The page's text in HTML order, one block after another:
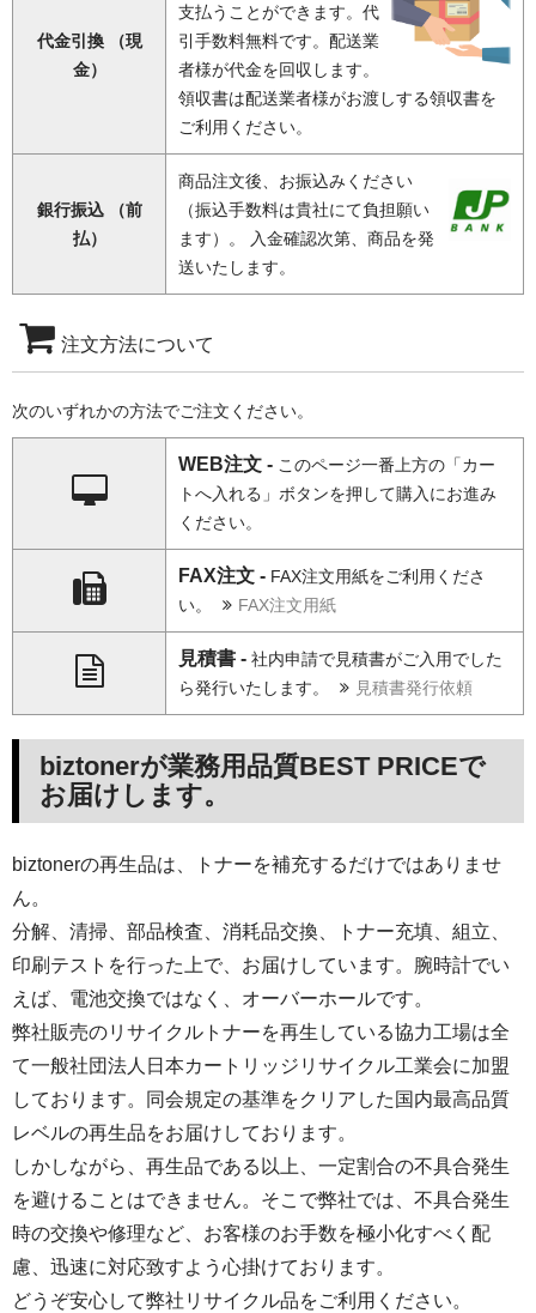
代金引換 （現
金）
支払うことができます。代
引手数料無料です。配送業
者様が代金を回収します。
領収書は配送業者様がお渡しする領収書を
ご利用ください。
銀行振込 （前
払）
商品注文後、お振込みください
（振込手数料は貴社にて負担願い
ます）。 入金確認次第、商品を発
送いたします。
注文方法について
次のいずれかの方法でご注文ください。
WEB注文 - このページ一番上方の「カー
トへ入れる」ボタンを押して購入にお進み
ください。
FAX注文 - FAX注文用紙をご利用くださ
い。
FAX注文用紙
見積書 - 社内申請で見積書がご入用でした
ら発行いたします。
見積書発行依頼
biztonerが業務用品質BEST PRICEで
お届けします。
biztonerの再生品は、トナーを補充するだけではありませ
ん。
分解、清掃、部品検査、消耗品交換、トナー充填、組立、
印刷テストを行った上で、お届けしています。腕時計でい
えば、電池交換ではなく、オーバーホールです。
弊社販売のリサイクルトナーを再生している協力工場は全
て一般社団法人日本カートリッジリサイクル工業会に加盟
しております。同会規定の基準をクリアした国内最高品質
レベルの再生品をお届けしております。
しかしながら、再生品である以上、一定割合の不具合発生
を避けることはできません。そこで弊社では、不具合発生
時の交換や修理など、お客様のお手数を極小化すべく配
慮、迅速に対応致すよう心掛けております。
どうぞ安心して弊社リサイクル品をご利用ください。